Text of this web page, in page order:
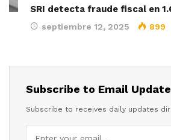
SRI detecta fraude fiscal en
septiembre 12, 2025 899
Subscribe to Email
Subscribe to receives daily updates